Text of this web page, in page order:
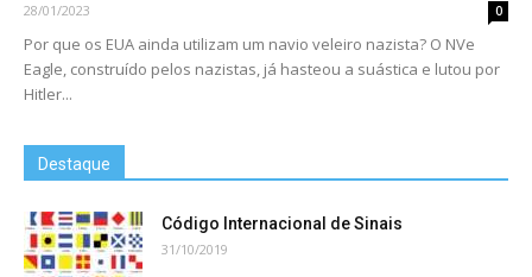
28/01/2023 0
Por que os EUA ainda utilizam um navio veleiro nazista? O NVe
Eagle, construído pelos nazistas, já hasteou a suástica e lutou por
Hitler...
Destaque
Código Internacional de Sinais
31/10/2019